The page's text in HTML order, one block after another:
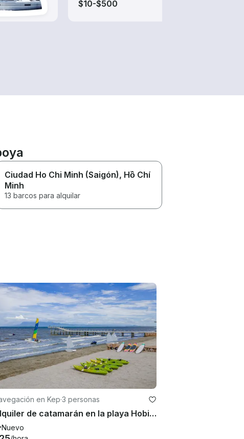
$10-$500
Ciudad Ho Chi Minh (Saigón), Hồ Chí
Minh
13 barcos para alquilar
en Kep·3 personas
Alquiler de catamarán en la playa Hobie Wave 13
Nuevo